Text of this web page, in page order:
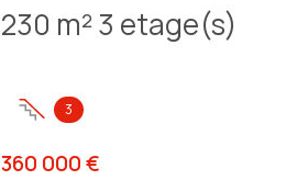
Immeuble 230 m² 3 etage(s)
3
360 000 €